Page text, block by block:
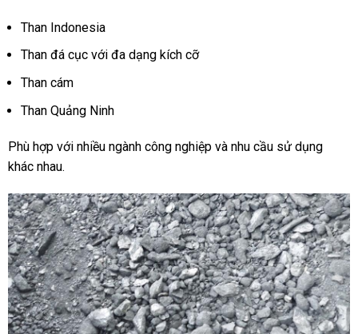
Than Indonesia
Than đá cục với đa dạng kích cỡ
Than cám
Than Quảng Ninh
Phù hợp với nhiều ngành công nghiệp và nhu cầu sử dụng
khác nhau.